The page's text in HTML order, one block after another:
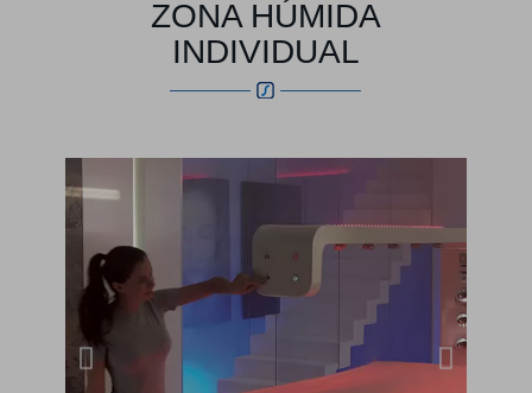
ZONA HÚMIDA
INDIVIDUAL